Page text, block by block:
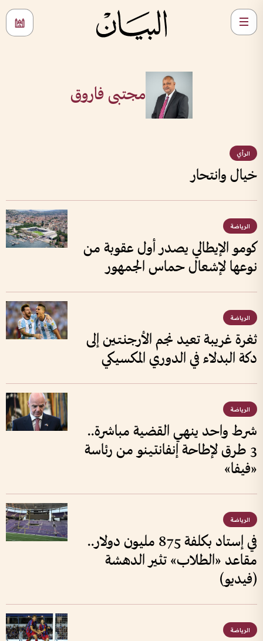
مجتبى فاروق
الرأي
خيال وانتحار
الرياضة
كومو الإيطالي يصدر أول عقوبة من
نوعها لإشعال حماس الجمهور
الرياضة
ثغرة غريبة تعيد نجم الأرجنتين إلى
دكة البدلاء في الدوري المكسيكي
الرياضة
شرط واحد ينهي القضية مباشرة..
3 طرق لإطاحة إنفانتينو من رئاسة
«فيفا»
الرياضة
في إستاد بكلفة 875 مليون دولار..
مقاعد «الطلاب» تثير الدهشة
(فيديو)
الرياضة